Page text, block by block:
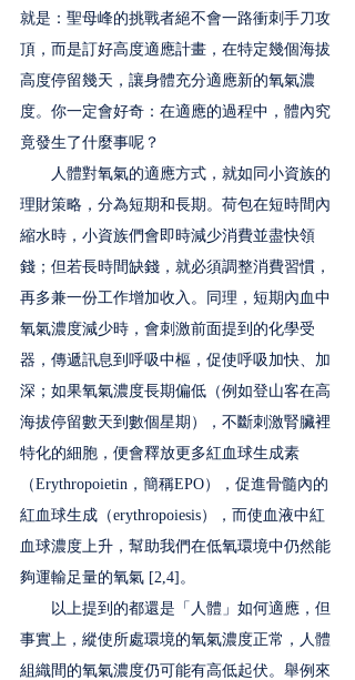
就是：聖母峰的挑戰者絕不會一路衝刺手刀攻
頂，而是訂好高度適應計畫，在特定幾個海拔
高度停留幾天，讓身體充分適應新的氧氣濃
度。你一定會好奇：在適應的過程中，體內究
竟發生了什麼事呢？
人體對氧氣的適應方式，就如同小資族的
理財策略，分為短期和長期。荷包在短時間內
縮水時，小資族們會即時減少消費並盡快領
錢；但若長時間缺錢，就必須調整消費習慣，
再多兼一份工作增加收入。同理，短期內血中
氧氣濃度減少時，會刺激前面提到的化學受
器，傳遞訊息到呼吸中樞，促使呼吸加快、加
深；如果氧氣濃度長期偏低（例如登山客在高
海拔停留數天到數個星期），不斷刺激腎臟裡
特化的細胞，便會釋放更多紅血球生成素
（Erythropoietin，簡稱EPO），促進骨髓內的
紅血球生成（erythropoiesis），而使血液中紅
血球濃度上升，幫助我們在低氧環境中仍然能
夠運輸足量的氧氣 [2,4]。
以上提到的都還是「人體」如何適應，但
事實上，縱使所處環境的氧氣濃度正常，人體
組織間的氧氣濃度仍可能有高低起伏。舉例來